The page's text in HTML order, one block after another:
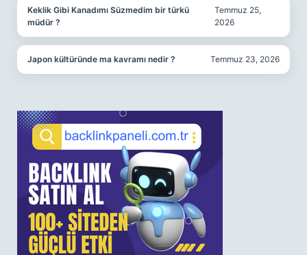
Keklik Gibi Kanadımı Süzmedim bir türkü
müdür ?
Temmuz 25,
2026
Japon kültüründe ma kavramı nedir ? Temmuz 23, 2026